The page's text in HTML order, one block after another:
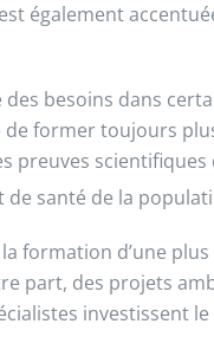
également
des besoins dans
former toujours
preuves
de santé de la
la formation d’une
part, des projets
investissent